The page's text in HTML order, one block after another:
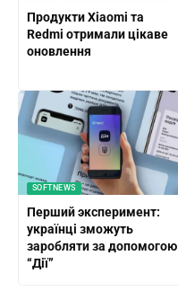
Продукти Xiaomi та
Redmi отримали цікаве
оновлення
SOFTNEWS
Перший эксперимент:
українці зможуть
заробляти за допомогою
“Дії”